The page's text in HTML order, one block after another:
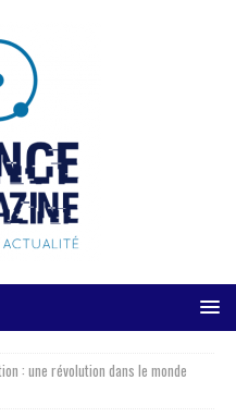
: une révolution dans le monde